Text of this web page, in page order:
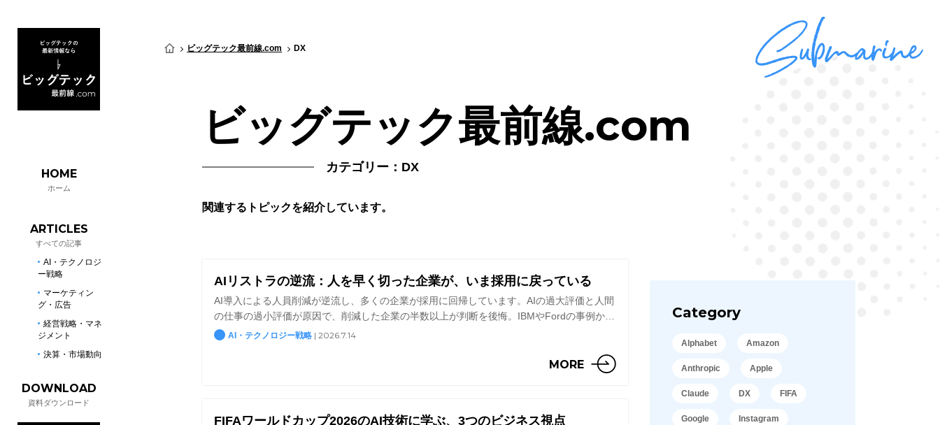
HOME
ホーム
ARTICLES
すべての記事
AI・テクノロジ
ー戦略
マーケティン
グ・広告
経営戦略・マネ
ジメント
決算・市場動向
DOWNLOAD
資料ダウンロード
ビッグテック最前線.com DX
ビッグテック最前線.com
カテゴリー：DX
関連するトピックを紹介しています。
AIリストラの逆流：人を早く切った企業が、いま採用に戻っている
AI導入による人員削減が逆流し、多くの企業が採用に回帰しています。AIの過大評価と人間
の仕事の過小評価が原因で、削減した企業の半数以上が判断を後悔。IBMやFordの事例か
ら、AI時代の人員戦略の重要性を解説します。
AI・テクノロジー戦略| 2026.7.14
MORE
FIFAワールドカップ2026のAI技術に学ぶ、3つのビジネス視点
Category
Alphabet Amazon
Anthropic Apple
Claude DX FIFA
Google Instagram